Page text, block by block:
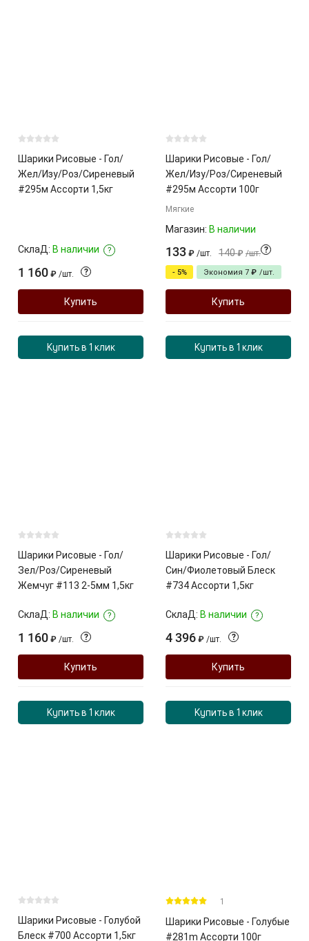
Шарики Рисовые - Гол/
Жел/Изу/Роз/Сиреневый
#295м Ассорти 1,5кг
СклаД: В наличии ?
1 160 ₽ /шт. ?
Купить
Купить в 1 клик
Шарики Рисовые - Гол/
Жел/Изу/Роз/Сиреневый
#295м Ассорти 100г
Мягкие
Магазин: В наличии
133 ₽ /шт. 140 ₽ /шт. ?
- 5% Экономия 7 ₽ /шт.
Купить
Купить в 1 клик
Шарики Рисовые - Гол/
Зел/Роз/Сиреневый
Жемчуг #113 2-5мм 1,5кг
СклаД: В наличии ?
1 160 ₽ /шт. ?
Купить
Купить в 1 клик
Шарики Рисовые - Гол/
Син/Фиолетовый Блеск
#734 Ассорти 1,5кг
СклаД: В наличии ?
4 396 ₽ /шт. ?
Купить
Купить в 1 клик
Шарики Рисовые - Голубой
Блеск #700 Ассорти 1,5кг
1
Шарики Рисовые - Голубые
#281m Ассорти 100г